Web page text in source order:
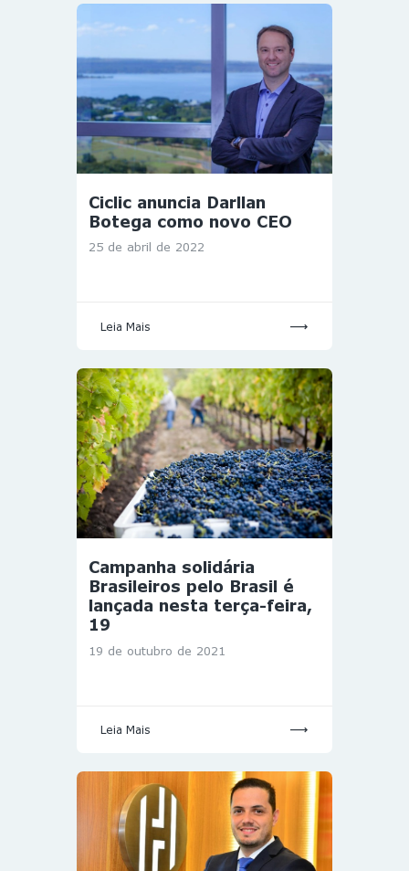
Ciclic anuncia Darllan
Botega como novo CEO
25 de abril de 2022
Leia Mais
Campanha solidária
Brasileiros pelo Brasil é
lançada nesta terça-feira,
19
19 de outubro de 2021
Leia Mais